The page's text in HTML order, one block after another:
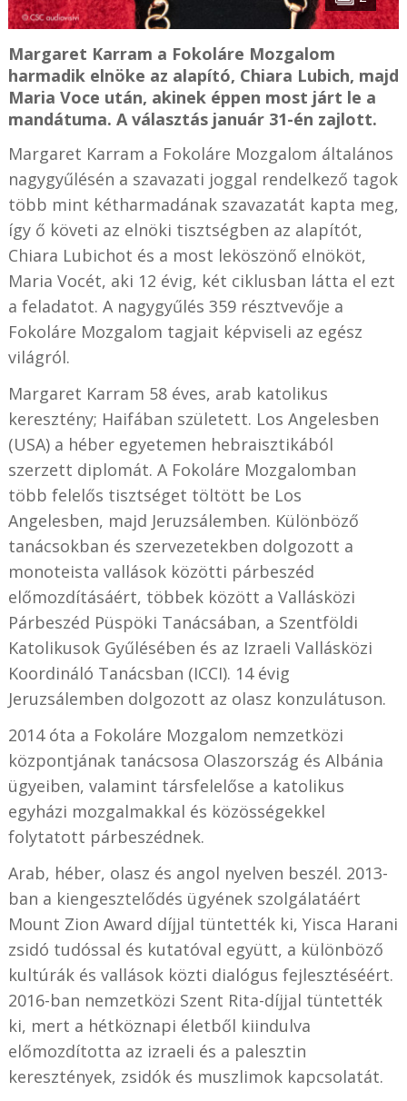
Margaret Karram a Fokoláre Mozgalom
harmadik elnöke az alapító, Chiara Lubich, majd
Maria Voce után, akinek éppen most járt le a
mandátuma. A választás január 31-én zajlott.
Margaret Karram a Fokoláre Mozgalom általános
nagygyűlésén a szavazati joggal rendelkező tagok
több mint kétharmadának szavazatát kapta meg,
így ő követi az elnöki tisztségben az alapítót,
Chiara Lubichot és a most leköszönő elnököt,
Maria Vocét, aki 12 évig, két ciklusban látta el ezt
a feladatot. A nagygyűlés 359 résztvevője a
Fokoláre Mozgalom tagjait képviseli az egész
világról.
Margaret Karram 58 éves, arab katolikus
keresztény; Haifában született. Los Angelesben
(USA) a héber egyetemen hebraisztikából
szerzett diplomát. A Fokoláre Mozgalomban
több felelős tisztséget töltött be Los
Angelesben, majd Jeruzsálemben. Különböző
tanácsokban és szervezetekben dolgozott a
monoteista vallások közötti párbeszéd
előmozdításáért, többek között a Vallásközi
Párbeszéd Püspöki Tanácsában, a Szentföldi
Katolikusok Gyűlésében és az Izraeli Vallásközi
Koordináló Tanácsban (ICCI). 14 évig
Jeruzsálemben dolgozott az olasz konzulátuson.
2014 óta a Fokoláre Mozgalom nemzetközi
központjának tanácsosa Olaszország és Albánia
ügyeiben, valamint társfelelőse a katolikus
egyházi mozgalmakkal és közösségekkel
folytatott párbeszédnek.
Arab, héber, olasz és angol nyelven beszél. 2013-
ban a kiengesztelődés ügyének szolgálatáért
Mount Zion Award díjjal tüntették ki, Yisca Harani
zsidó tudóssal és kutatóval együtt, a különböző
kultúrák és vallások közti dialógus fejlesztéséért.
2016-ban nemzetközi Szent Rita-díjjal tüntették
ki, mert a hétköznapi életből kiindulva
előmozdította az izraeli és a palesztin
keresztények, zsidók és muszlimok kapcsolatát.